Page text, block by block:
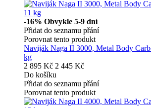
-16% Obvykle 5-9 dní
Přidat do seznamu přání
Porovnat tento produkt
Naviják Naga II 3000, Metal Body
kg
2 895 Kč 2 445 Kč
Do košíku
Přidat do seznamu přání
Porovnat tento produkt